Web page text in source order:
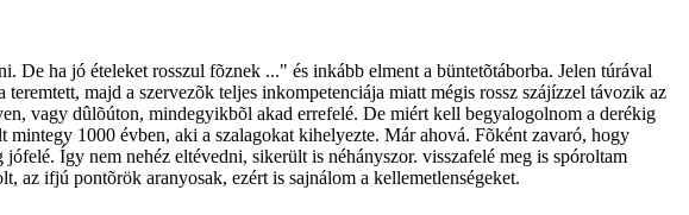
ha jó ételeket rosszul fõznek ..." és inkább elment a büntetõtáborba. Jelen túrával
majd a szervezõk teljes inkompetenciája miatt mégis rossz szájízzel távozik az
vagy dûlõúton, mindegyikbõl akad errefelé. De miért kell begyalogolnom a derékig
1000 évben, aki a szalagokat kihelyezte. Már ahová. Fõként zavaró, hogy
Így nem nehéz eltévedni, sikerült is néhányszor. visszafelé meg is spóroltam
az ifjú pontõrök aranyosak, ezért is sajnálom a kellemetlenségeket.